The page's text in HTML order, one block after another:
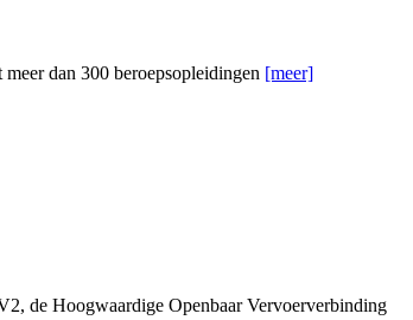
dan 300 beroepsopleidingen [meer]
de Hoogwaardige Openbaar Vervoerverbinding